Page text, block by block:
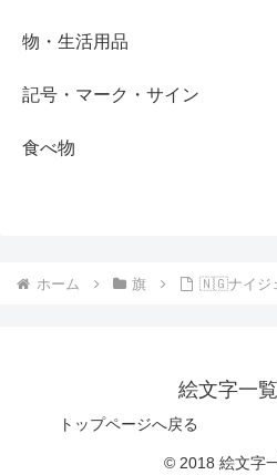
物・生活用品
記号・マーク・サイン
食べ物
ホーム 旗 🇳🇬ナイジ
絵文字一
トップページへ戻る
© 2018 絵文字